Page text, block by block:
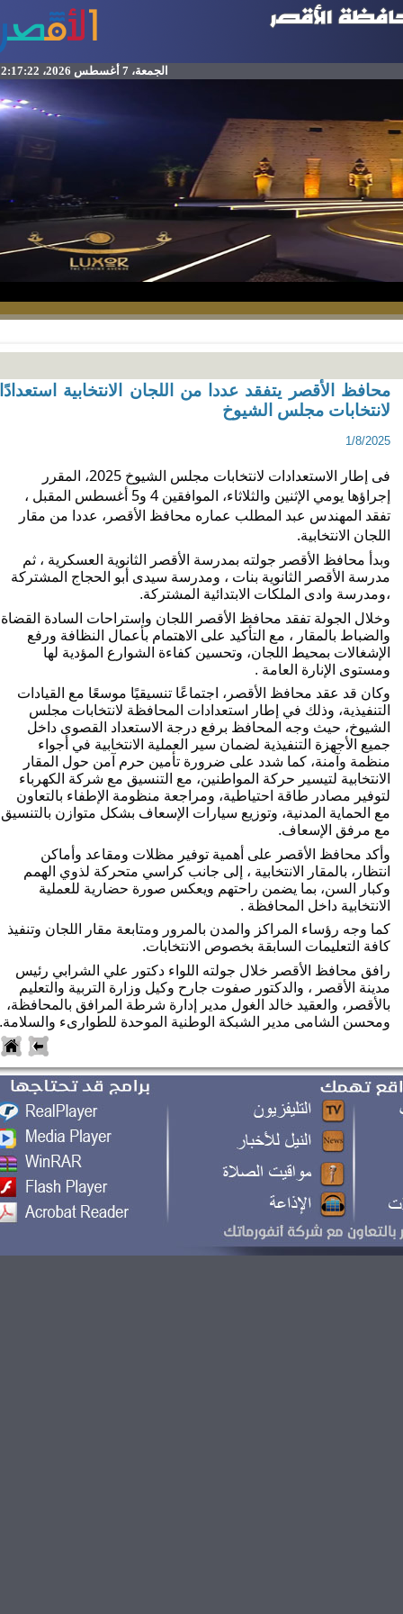
الجمعة، 7 أغسطس 2026، 2:17:22 م
الأقصر يتفقد عددا من اللجان الانتخابية استعدادًا
مجلس الشيوخ
1/8/
فى إطار الاستعدادات لانتخابات مجلس الشيوخ 2025، المقرر
إجراؤها يومي الإثنين والثلاثاء، الموافقين 4 و5 أغسطس المقبل ،
تفقد المهندس عبد المطلب عماره محافظ الأقصر، عددا من مقار
الانتخابية.
مدرسة الأقصر الثانوية بنات ، ومدرسة سيدى أبو الحجاج المشتركة
وادى الملكات الابتدائية المشتركة.
وخلال الجولة تفقد محافظ الأقصر اللجان واستراحات السادة القضاة
الإنارة العامة .
وكان قد عقد محافظ الأقصر، اجتماعًا تنسيقيًا موسعًا مع القيادات
التنفيذية، وذلك في إطار استعدادات المحافظة لانتخابات مجلس
الشيوخ، حيث وجه المحافظ برفع درجة الاستعداد القصوى داخل
جميع الأجهزة التنفيذية لضمان سير العملية الانتخابية في أجواء
منظمة وآمنة، كما شدد على ضرورة تأمين حرم آمن حول المقار
لتوفير مصادر طاقة احتياطية، ومراجعة منظومة الإطفاء بالتعاون
مع الحماية المدنية، وتوزيع سيارات الإسعاف بشكل متوازن بالتنسيق
مرفق الإسعاف.
وأكد محافظ الأقصر على أهمية توفير مظلات ومقاعد وأماكن
انتظار، بالمقار الانتخابية ، إلى جانب كراسي متحركة لذوي الهمم
وكبار السن، بما يضمن راحتهم ويعكس صورة حضارية للعملية
داخل المحافظة .
كما وجه رؤساء المراكز والمدن بالمرور ومتابعة مقار اللجان وتنفيذ
التعليمات السابقة بخصوص الانتخابات.
رافق محافظ الأقصر خلال جولته اللواء دكتور علي الشرابي رئيس
مدينة الأقصر ، والدكتور صفوت جارح وكيل وزارة التربية والتعليم
بالأقصر، والعقيد خالد الغول مدير إدارة شرطة المرافق بالمحافظة،
الشامى مدير الشبكة الوطنية الموحدة للطوارىء والسلامة.